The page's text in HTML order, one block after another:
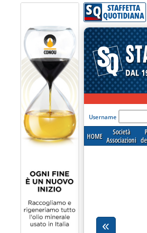
SQ STAFFETTA
QUOTIDIANA
'Modulo
Username
HOME
Società
Associazioni